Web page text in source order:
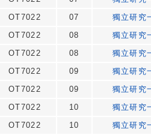
OT7022 07
獨立研究
OT7022 08
獨立研究
OT7022 08
獨立研究
OT7022 09
獨立研究
OT7022 09
獨立研究
OT7022 10
獨立研究
OT7022 10
獨立研究